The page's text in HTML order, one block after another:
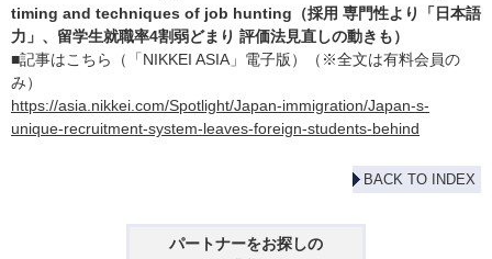
timing and techniques of job hunting（採用 専門性より「日本語
力」、留学生就職率4割弱どまり 評価法見直しの動きも）
■記事はこちら（「NIKKEI ASIA」電子版）（※全文は有料会員の
み）
https://asia.nikkei.com/Spotlight/Japan-immigration/Japan-s-
unique-recruitment-system-leaves-foreign-students-behind
BACK TO INDEX
パートナーをお探しの